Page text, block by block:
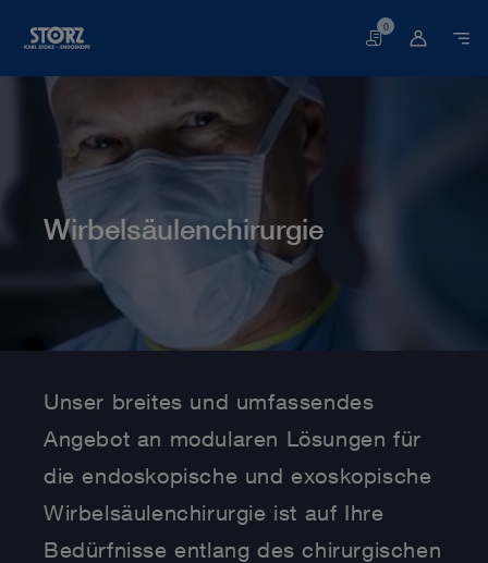
Warenkorb
0
Wirbelsäulenchirurgie
Wirbelsäulenchirurgie
Unser breites und umfassendes
Angebot an modularen Lösungen für
die endoskopische und exoskopische
Wirbelsäulenchirurgie ist auf Ihre
Bedürfnisse entlang des chirurgischen